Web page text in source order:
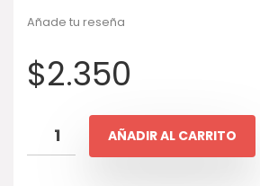
Añade tu reseña
$2.350
AÑADIR AL CARRITO